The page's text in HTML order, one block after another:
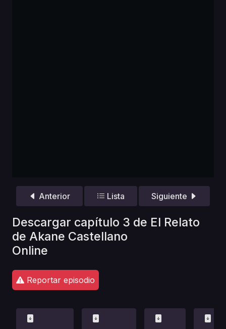
Anterior Lista Siguiente
Descargar capítulo 3 de El Relato
de Akane Castellano
Online
Reportar episodio